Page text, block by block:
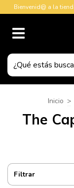
Bienvenid@ a la
Inicio >
The
Filtrar